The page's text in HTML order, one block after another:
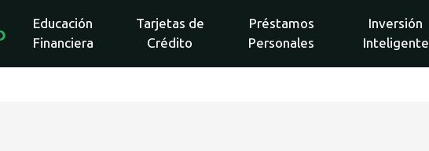
Educación
Financiera
Tarjetas de
Crédito
Préstamos
Personales
Inversión
Inteligente